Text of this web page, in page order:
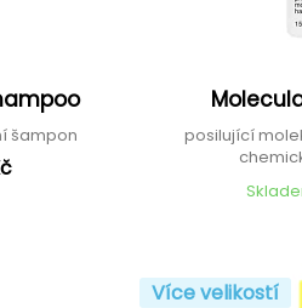
šampon
posilující
Více velikostí